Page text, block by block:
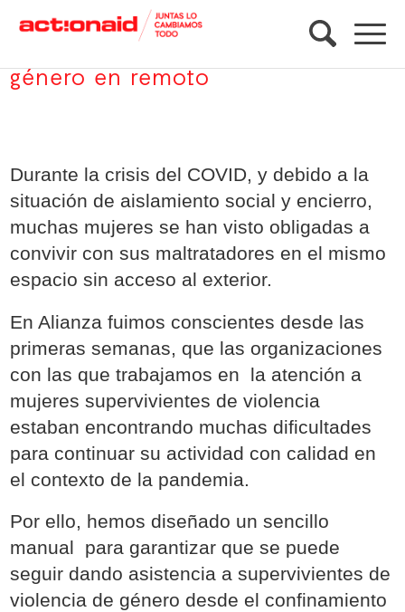
Guía de atención de violencia de
género en remoto
Durante la crisis del COVID, y debido a la
situación de aislamiento social y encierro,
muchas mujeres se han visto obligadas a
convivir con sus maltratadores en el mismo
espacio sin acceso al exterior.
En Alianza fuimos conscientes desde las
primeras semanas, que las organizaciones
con las que trabajamos en la atención a
mujeres supervivientes de violencia
estaban encontrando muchas dificultades
para continuar su actividad con calidad en
el contexto de la pandemia.
Por ello, hemos diseñado un sencillo
manual para garantizar que se puede
seguir dando asistencia a supervivientes de
violencia de género desde el confinamiento